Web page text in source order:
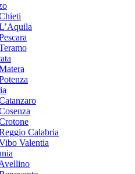
Calabria
Valentia